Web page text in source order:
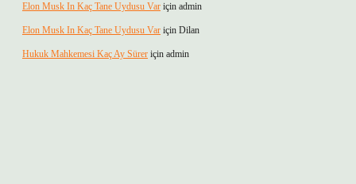
Elon Musk In Kaç Tane Uydusu Var için admin
Elon Musk In Kaç Tane Uydusu Var için Dilan
Hukuk Mahkemesi Kaç Ay Sürer için admin